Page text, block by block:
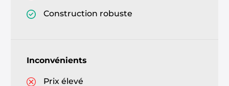
Construction robuste
Inconvénients
Prix élevé